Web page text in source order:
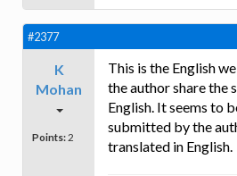
#2377
K
Mohan
Points: 2
This is the English
the author share the
English. It seems to
submitted by the
translated in English.